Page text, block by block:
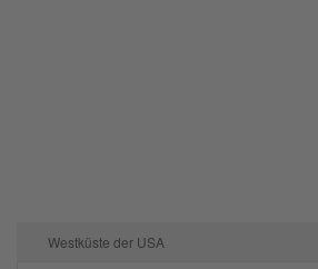
Westküste der USA